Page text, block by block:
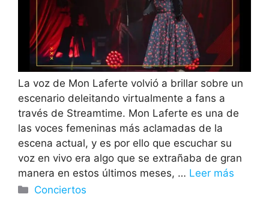
La voz de Mon Laferte volvió a brillar sobre un
escenario deleitando virtualmente a fans a
través de Streamtime. Mon Laferte es una de
las voces femeninas más aclamadas de la
escena actual, y es por ello que escuchar su
voz en vivo era algo que se extrañaba de gran
manera en estos últimos meses, … Leer más
Categorías
Conciertos